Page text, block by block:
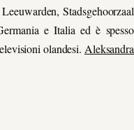
Stadsgehoorzaal
e Italia ed è spesso
olandesi. Aleksandra